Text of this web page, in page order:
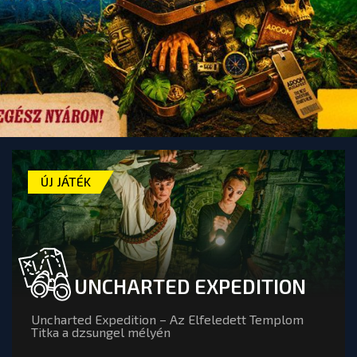
ÚJ JÁTÉK
UNCHARTED EXPEDITION
Uncharted Expedition – Az Elfeledett Templom
Titka a dzsungel mélyén